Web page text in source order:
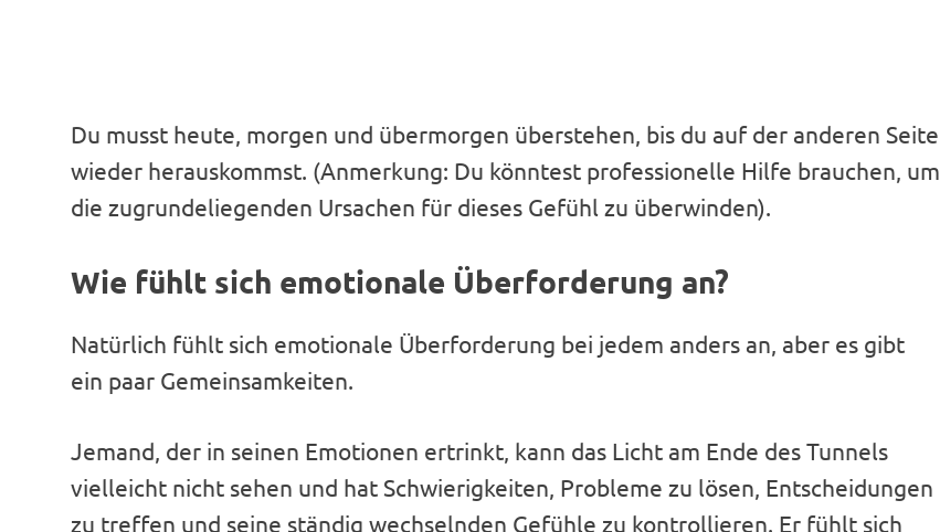
Du musst heute, morgen und übermorgen überstehen, bis du auf der anderen Seite
wieder herauskommst. (Anmerkung: Du könntest professionelle Hilfe brauchen, um
die zugrundeliegenden Ursachen für dieses Gefühl zu überwinden).
Wie fühlt sich emotionale Überforderung an?
Natürlich fühlt sich emotionale Überforderung bei jedem anders an, aber es gibt
ein paar Gemeinsamkeiten.
Jemand, der in seinen Emotionen ertrinkt, kann das Licht am Ende des Tunnels
vielleicht nicht sehen und hat Schwierigkeiten, Probleme zu lösen, Entscheidungen
zu treffen und seine ständig wechselnden Gefühle zu kontrollieren. Er fühlt sich